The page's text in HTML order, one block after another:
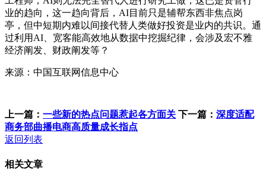
业的趋向，这一趋向背后，AI目前只是辅帮东西非焦点岗
亭，但中短期内难以间接代替人类做好投资是业内的共识。通
过利用AI、宽客能高效地从数据中挖掘纪律，会涉及宏不雅
经济阐发、财政阐发等？
来源：中国互联网信息中心
上一篇： 一些新的热点问题惹起各方面关 下一篇： 深度适配
商务部曲播电商高质量成长指点
返回列表
相关文章